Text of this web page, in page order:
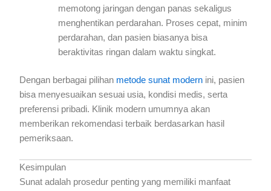
memotong jaringan dengan panas sekaligus
menghentikan perdarahan. Proses cepat, minim
perdarahan, dan pasien biasanya bisa
beraktivitas ringan dalam waktu singkat.
Dengan berbagai pilihan metode sunat modern ini, pasien
bisa menyesuaikan sesuai usia, kondisi medis, serta
preferensi pribadi. Klinik modern umumnya akan
memberikan rekomendasi terbaik berdasarkan hasil
pemeriksaan.
Kesimpulan
Sunat adalah prosedur penting yang memiliki manfaat